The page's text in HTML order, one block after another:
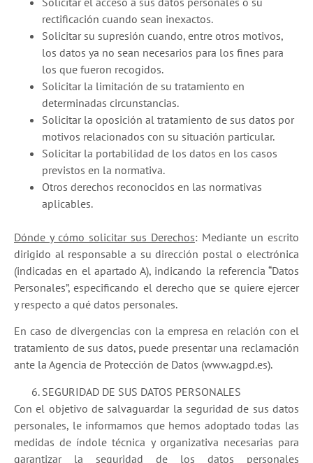
rectificación cuando sean inexactos.
Solicitar su supresión cuando, entre otros motivos,
los datos ya no sean necesarios para los fines para
los que fueron recogidos.
Solicitar la limitación de su tratamiento en
determinadas circunstancias.
Solicitar la oposición al tratamiento de sus datos por
motivos relacionados con su situación particular.
Solicitar la portabilidad de los datos en los casos
previstos en la normativa.
Otros derechos reconocidos en las normativas
aplicables.
Dónde y cómo solicitar sus Derechos: Mediante un escrito
dirigido al responsable a su dirección postal o electrónica
(indicadas en el apartado A), indicando la referencia “Datos
Personales”, especificando el derecho que se quiere ejercer
y respecto a qué datos personales.
En caso de divergencias con la empresa en relación con el
tratamiento de sus datos, puede presentar una reclamación
ante la Agencia de Protección de Datos (www.agpd.es).
SEGURIDAD DE SUS DATOS PERSONALES
Con el objetivo de salvaguardar la seguridad de sus datos
personales, le informamos que hemos adoptado todas las
medidas de índole técnica y organizativa necesarias para
garantizar la seguridad de los datos personales